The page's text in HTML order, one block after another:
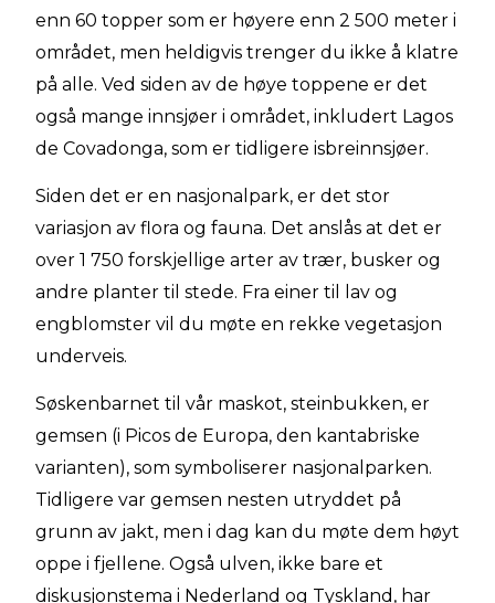
enn 60 topper som er høyere enn 2 500 meter i
området, men heldigvis trenger du ikke å klatre
på alle. Ved siden av de høye toppene er det
også mange innsjøer i området, inkludert Lagos
de Covadonga, som er tidligere isbreinnsjøer.
Siden det er en nasjonalpark, er det stor
variasjon av flora og fauna. Det anslås at det er
over 1 750 forskjellige arter av trær, busker og
andre planter til stede. Fra einer til lav og
engblomster vil du møte en rekke vegetasjon
underveis.
Søskenbarnet til vår maskot, steinbukken, er
gemsen (i Picos de Europa, den kantabriske
varianten), som symboliserer nasjonalparken.
Tidligere var gemsen nesten utryddet på
grunn av jakt, men i dag kan du møte dem høyt
oppe i fjellene. Også ulven, ikke bare et
diskusjonstema i Nederland og Tyskland, har